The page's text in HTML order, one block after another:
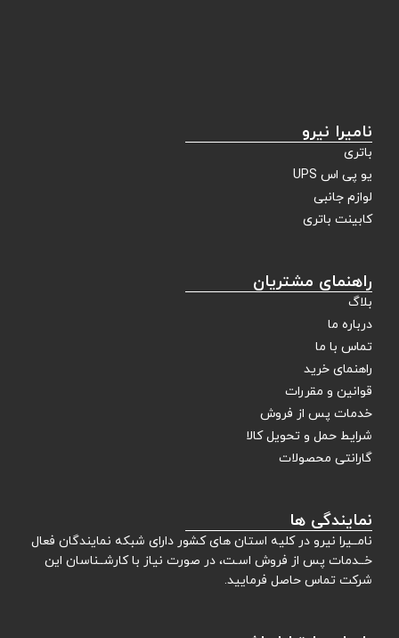
نامیرا نیرو
باتری
یو پی اس UPS
لوازم جانبی
کابینت باتری
راهنمای مشتریان
بلاگ
درباره ما
تماس با ما
راهنمای خرید
قوانین و مقررات
خدمات پس از فروش
شرایط حمل و تحویل کالا
گارانتی محصولات
نمایندگی ها
نامــیرا نیرو در کلیه استان های کشور دارای شبکه نمایندگان فعال
خــدمات پس از فروش اسـت، در صورت نیاز با کارشــناسان این
شرکت تماس حاصل فرمایید.